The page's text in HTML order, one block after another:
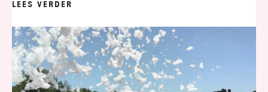
LEES VERDER